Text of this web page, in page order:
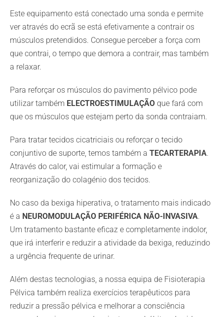
Este equipamento está conectado uma sonda e permite
ver através do ecrã se está efetivamente a contrair os
músculos pretendidos. Consegue perceber a força com
que contrai, o tempo que demora a contrair, mas também
a relaxar.
Para reforçar os músculos do pavimento pélvico pode
utilizar também ELECTROESTIMULAÇÃO que fará com
que os músculos que estejam perto da sonda contraiam.
Para tratar tecidos cicatriciais ou reforçar o tecido
conjuntivo de suporte, temos também a TECARTERAPIA.
Através do calor, vai estimular a formação e
reorganização do colagénio dos tecidos.
No caso da bexiga hiperativa, o tratamento mais indicado
é a NEUROMODULAÇÃO PERIFÉRICA NÃO-INVASIVA.
Um tratamento bastante eficaz e completamente indolor,
que irá interferir e reduzir a atividade da bexiga, reduzindo
a urgência frequente de urinar.
Além destas tecnologias, a nossa equipa de Fisioterapia
Pélvica também realiza exercícios terapêuticos para
reduzir a pressão pélvica e melhorar a consciência